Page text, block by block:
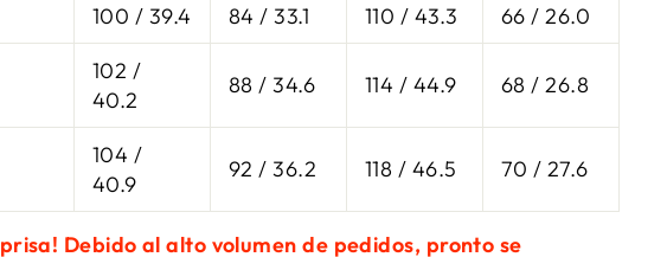
100 / 39.4 84 / 33.1 110 / 43.3 66 / 26.0
102 /
40.2
88 / 34.6 114 / 44.9 68 / 26.8
104 /
40.9
92 / 36.2 118 / 46.5 70 / 27.6
Debido al alto volumen de pedidos, pronto se